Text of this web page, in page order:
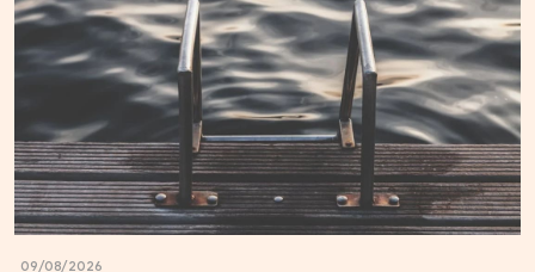
09/08/2026